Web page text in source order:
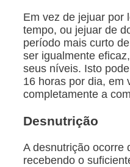
Em vez de jejuar por
tempo, ou jejuar de
período mais curto
ser igualmente
seus níveis. Isto
16 horas por dia, em
completamente a
Desnutrição
A desnutrição ocorre
recebendo o